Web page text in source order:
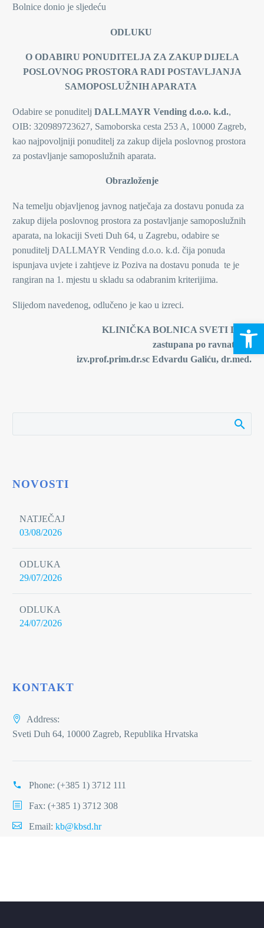
Bolnice donio je sljedeću
ODLUKU
O ODABIRU PONUDITELJA ZA ZAKUP DIJELA
POSLOVNOG PROSTORA RADI POSTAVLJANJA
SAMOPOSLUŽNIH APARATA
Odabire se ponuditelj DALLMAYR Vending d.o.o. k.d.,
OIB: 320989723627, Samoborska cesta 253 A, 10000 Zagreb,
kao najpovoljniji ponuditelj za zakup dijela poslovnog prostora
za postavljanje samoposlužnih aparata.
Obrazloženje
Na temelju objavljenog javnog natječaja za dostavu ponuda za
zakup dijela poslovnog prostora za postavljanje samoposlužnih
aparata, na lokaciji Sveti Duh 64, u Zagrebu, odabire se
ponuditelj DALLMAYR Vending d.o.o. k.d. čija ponuda
ispunjava uvjete i zahtjeve iz Poziva na dostavu ponuda te je
rangiran na 1. mjestu u skladu sa odabranim kriterijima.
Slijedom navedenog, odlučeno je kao u izreci.
KLINIČKA BOLNICA SVETI DUH
zastupana po ravnatelju,
izv.prof.prim.dr.sc Edvardu Galiću, dr.med.
NOVOSTI
NATJEČAJ
03/08/2026
ODLUKA
29/07/2026
ODLUKA
24/07/2026
KONTAKT
Address:
Sveti Duh 64, 10000 Zagreb, Republika Hrvatska
Phone: (+385 1) 3712 111
Fax: (+385 1) 3712 308
Email: kb@kbsd.hr